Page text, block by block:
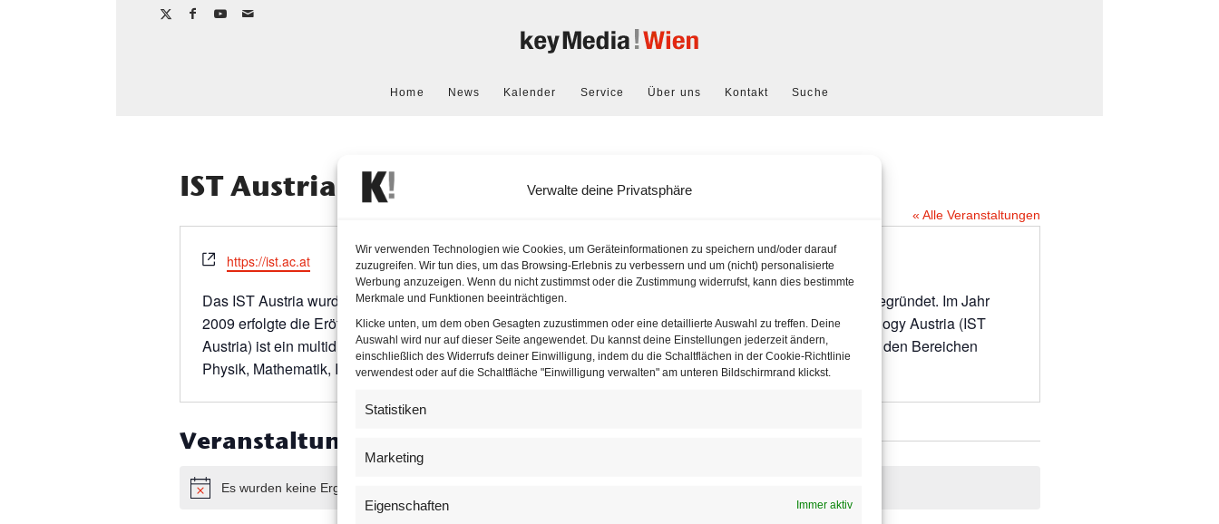
Verwalte deine Privatsphäre
Wir verwenden Technologien wie Cookies, um Geräteinformationen zu speichern und/oder darauf
zuzugreifen. Wir tun dies, um das Browsing-Erlebnis zu verbessern und um (nicht) personalisierte
Werbung anzuzeigen. Wenn du nicht zustimmst oder die Zustimmung widerrufst, kann dies bestimmte
Merkmale und Funktionen beeinträchtigen.
Klicke unten, um dem oben Gesagten zuzustimmen oder eine detaillierte Auswahl zu treffen. Deine
Auswahl wird nur auf dieser Seite angewendet. Du kannst deine Einstellungen jederzeit ändern,
einschließlich des Widerrufs deiner Einwilligung, indem du die Schaltflächen in der Cookie-Richtlinie
verwendest oder auf die Schaltfläche "Einwilligung verwalten" am unteren Bildschirmrand klickst.
Statistiken
Marketing
Eigenschaften Immer aktiv
Home News Kalender Service Über uns Kontakt Suche
IST Austria
« Alle Veranstaltungen
Webseite
https://ist.ac.at
Das IST Austria wurde 2006 durch die österreichische Bundesregierung und das Land Niederösterreich gegründet. Im Jahr
2009 erfolgte die Eröffnung des Campus in Klosterneuburg bei Wien. Das Institute of Science and Technology Austria (IST
Austria) ist ein multidisziplinäres Forschungsinstitut mit Promotionsrecht, das sich der Spitzenforschung in den Bereichen
Physik, Mathematik, Informatik und Biowissenschaften widmet.
Veranstaltungen von diesem veranstalter
HinweisEs wurden keine Ergebnisse gefunden.